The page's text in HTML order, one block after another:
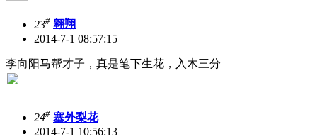
23# 翱翔
2014-7-1 08:57:15
李向阳马帮才子，真是笔下生花，入木三分
24# 塞外梨花
2014-7-1 10:56:13